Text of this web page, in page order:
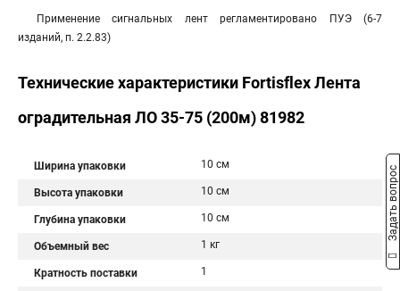
Применение сигнальных лент регламентировано ПУЭ (6-7
изданий, п. 2.2.83)
Технические характеристики Fortisflex Лента
оградительная ЛО 35-75 (200м) 81982
Ширина упаковки 10 см
Высота упаковки 10 см
Глубина упаковки 10 см
Объемный вес 1 кг
Кратность поставки 1
Задать вопрос